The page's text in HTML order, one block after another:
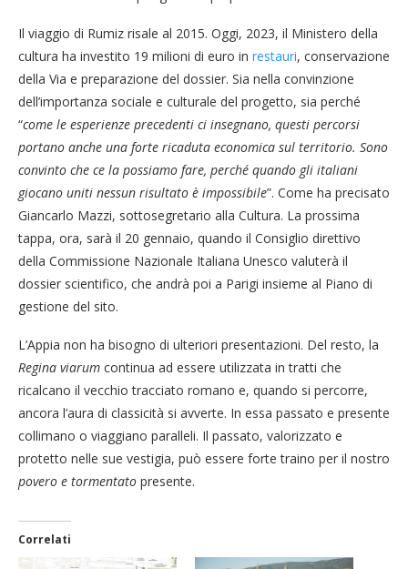
Il viaggio di Rumiz risale al 2015. Oggi, 2023, il Ministero della
cultura ha investito 19 milioni di euro in restauri, conservazione
della Via e preparazione del dossier. Sia nella convinzione
dell’importanza sociale e culturale del progetto, sia perché
“come le esperienze precedenti ci insegnano, questi percorsi
portano anche una forte ricaduta economica sul territorio. Sono
convinto che ce la possiamo fare, perché quando gli italiani
giocano uniti nessun risultato è impossibile”. Come ha precisato
Giancarlo Mazzi, sottosegretario alla Cultura. La prossima
tappa, ora, sarà il 20 gennaio, quando il Consiglio direttivo
della Commissione Nazionale Italiana Unesco valuterà il
dossier scientifico, che andrà poi a Parigi insieme al Piano di
gestione del sito.
L’Appia non ha bisogno di ulteriori presentazioni. Del resto, la
Regina viarum continua ad essere utilizzata in tratti che
ricalcano il vecchio tracciato romano e, quando si percorre,
ancora l’aura di classicità si avverte. In essa passato e presente
collimano o viaggiano paralleli. Il passato, valorizzato e
protetto nelle sue vestigia, può essere forte traino per il nostro
povero e tormentato presente.
Correlati